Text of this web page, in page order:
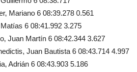
Mariano 6 08:39.278 0.561
6 08:41.992 3.275
Juan Martín 6 08:42.344 3.627
Juan Bautista 6 08:43.714 4.997
Adrián 6 08:43.903 5.186